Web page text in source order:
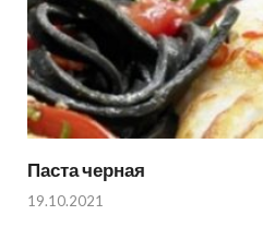
Паста черная
19.10.2021